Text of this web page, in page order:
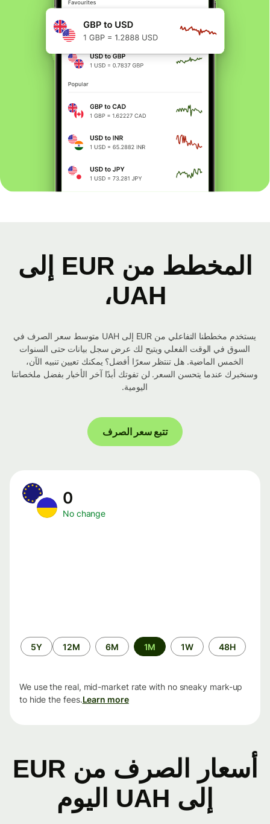
المخطط من EUR إلى
UAH،
يستخدم مخططنا التفاعلي من EUR إلى UAH متوسط ​​سعر الصرف في
السوق في الوقت الفعلي ويتيح لك عرض سجل بيانات حتى السنوات
الخمس الماضية. هل تنتظر سعرًا أفضل؟ يمكنك تعيين تنبيه الآن،
وسنخبرك عندما يتحسن السعر. لن تفوتك أبدًا آخر الأخبار بفضل ملخصاتنا
اليومية.
تتبع سعر الصرف
No change
الفترة
الزمنية
48H
1W
1M
6M
12M
5Y
We use the real, mid-market rate with no sneaky mark-up
to hide the fees.Learn more
أسعار الصرف من EUR
إلى UAH اليوم